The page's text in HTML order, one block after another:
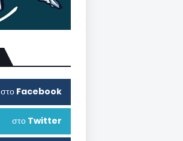
στο Facebook
στο Twitter